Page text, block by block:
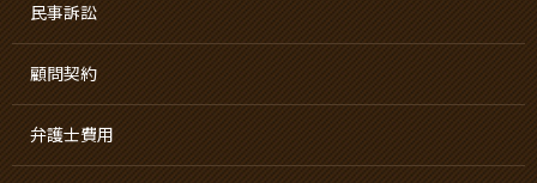
民事訴訟
顧問契約
弁護士費用